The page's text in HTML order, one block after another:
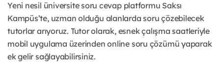
Yeni nesil üniversite soru cevap platformu Saksı
Kampüs’te, uzman olduğu alanlarda soru çözebilecek
tutorlar arıyoruz. Tutor olarak, esnek çalışma saatleriyle
mobil uygulama üzerinden online soru çözümü yaparak
ek gelir sağlayabilirsiniz.